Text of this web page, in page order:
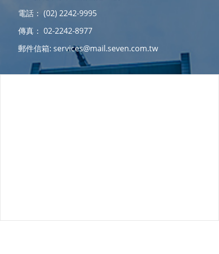
電話： (02) 2242-9995
傳真： 02-2242-8977
郵件信箱: services@mail.seven.com.tw